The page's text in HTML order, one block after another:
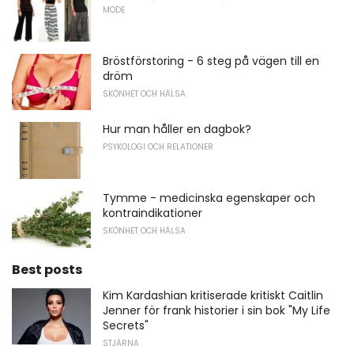
MODE
Bröstförstoring - 6 steg på vägen till en
dröm
SKÖNHET OCH HÄLSA
Hur man håller en dagbok?
PSYKOLOGI OCH RELATIONER
Tymme - medicinska egenskaper och
kontraindikationer
SKÖNHET OCH HÄLSA
Best posts
Kim Kardashian kritiserade kritiskt Caitlin
Jenner för frank historier i sin bok "My Life
Secrets"
STJÄRNA